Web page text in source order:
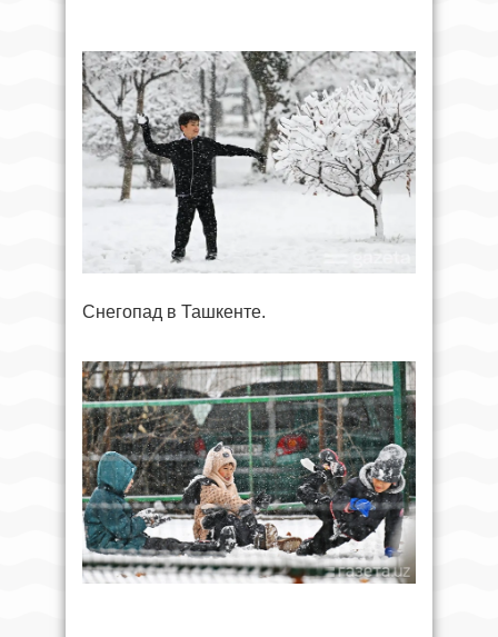
Снегопад в Ташкенте.